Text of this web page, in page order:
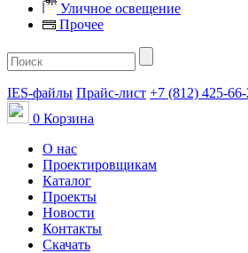
Уличное освещение
Прочее
IES-файлы Прайс-лист +7 (812) 425-66-
0 Корзина
О нас
Проектировщикам
Каталог
Проекты
Новости
Контакты
Скачать